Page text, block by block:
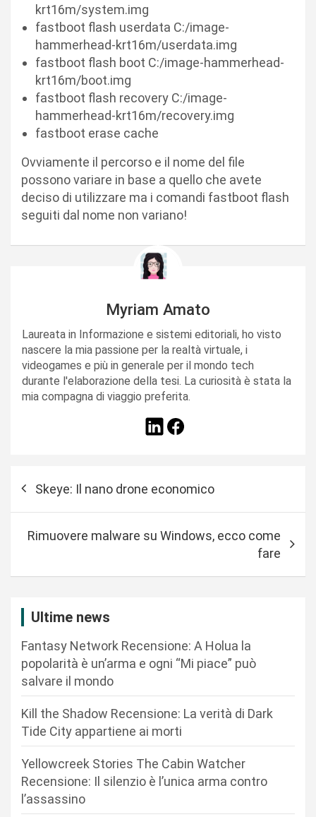
krt16m/system.img
fastboot flash userdata C:/image-
hammerhead-krt16m/userdata.img
fastboot flash boot C:/image-hammerhead-
krt16m/boot.img
fastboot flash recovery C:/image-
hammerhead-krt16m/recovery.img
fastboot erase cache
Ovviamente il percorso e il nome del file
possono variare in base a quello che avete
deciso di utilizzare ma i comandi fastboot flash
seguiti dal nome non variano!
Myriam Amato
Laureata in Informazione e sistemi editoriali, ho visto
nascere la mia passione per la realtà virtuale, i
videogames e più in generale per il mondo tech
durante l'elaborazione della tesi. La curiosità è stata la
mia compagna di viaggio preferita.
Skeye: Il nano drone economico
Rimuovere malware su Windows, ecco come
fare
Ultime news
Fantasy Network Recensione: A Holua la
popolarità è un’arma e ogni “Mi piace” può
salvare il mondo
Kill the Shadow Recensione: La verità di Dark
Tide City appartiene ai morti
Yellowcreek Stories The Cabin Watcher
Recensione: Il silenzio è l’unica arma contro
l’assassino